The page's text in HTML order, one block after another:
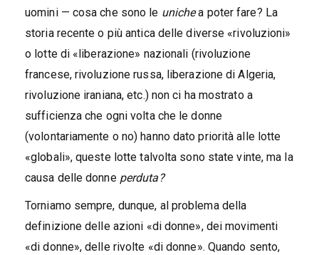
uomini — cosa che sono le unichea poter fare? La
storia recente o più antica delle diverse «rivoluzioni»
o lotte di «liberazione» nazionali (rivoluzione
francese, rivoluzione russa, liberazione di Algeria,
rivoluzione iraniana, etc.) non ci ha mostrato a
sufficienza che ogni volta che le donne
(volontariamente o no) hanno dato priorità alle lotte
«globali», queste lotte talvolta sono state vinte, ma la
causa delle donne perduta?
Torniamo sempre, dunque, al problema della
definizione delle azioni «di donne», dei movimenti
«di donne», delle rivolte «di donne». Quando sento,